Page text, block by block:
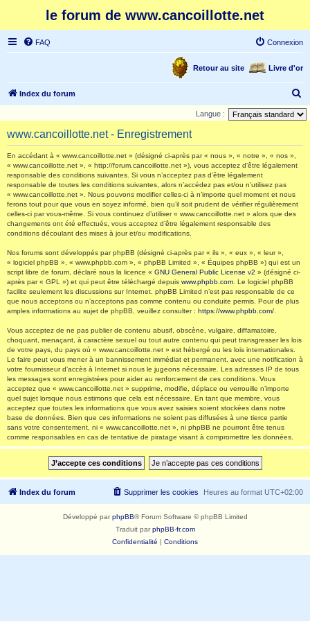
le forum de www.cancoillotte.net
FAQ Connexion
Livre d'or
Retour au site
Index du forum
e
Langue :
www.cancoillotte.net - Enregistrement
En accédant à « www.cancoillotte.net » (désigné ci-après par « nous », « notre », « nos »,
« www.cancoillotte.net », « http://forum.cancoillotte.net »), vous acceptez d’être légalement
responsable des conditions suivantes. Si vous n’acceptez pas d’être légalement
responsable de toutes les conditions suivantes, alors n’accédez pas et/ou n’utilisez pas
« www.cancoillotte.net ». Nous pouvons modifier celles-ci à n’importe quel moment et nous
ferons tout pour que vous en soyez informé, bien qu’il soit prudent de vérifier régulièrement
celles-ci par vous-même. Si vous continuez d’utiliser « www.cancoillotte.net » alors que des
changements ont été effectués, vous acceptez d’être légalement responsable des
conditions découlant des mises à jour et/ou modifications.
Nos forums sont développés par phpBB (désigné ci-après par « ils », « eux », « leur »,
« logiciel phpBB », « www.phpbb.com », « phpBB Limited », « Équipes phpBB ») qui est un
script libre de forum, déclaré sous la licence « GNU General Public License v2 » (désigné ci-
après par « GPL ») et qui peut être téléchargé depuis www.phpbb.com . Le logiciel phpBB
facilite seulement les discussions sur Internet. phpBB Limited n’est pas responsable de ce
que nous acceptons ou n’acceptons pas comme contenu ou conduite permis. Pour de plus
amples informations au sujet de phpBB, veuillez consulter : https://www.phpbb.com/
Vous acceptez de ne pas publier de contenu abusif, obscène, vulgaire, diffamatoire,
choquant, menaçant, à caractère sexuel ou tout autre contenu qui peut transgresser les lois
de votre pays, du pays où « www.cancoillotte.net » est hébergé ou les lois internationales.
Le faire peut vous mener à un bannissement immédiat et permanent, avec une notification à
votre fournisseur d’accès à Internet si nous le jugeons nécessaire. Les adresses IP de tous
les messages sont enregistrées pour aider au renforcement de ces conditions. Vous
acceptez que « www.cancoillotte.net » supprime, modifie, déplace ou verrouille n’importe
quel sujet lorsque nous estimons que cela est nécessaire. En tant que membre, vous
acceptez que toutes les informations que vous avez saisies soient stockées dans notre
base de données. Bien que ces informations ne soient pas diffusées à une tierce partie
sans votre consentement, ni « www.cancoillotte.net », ni phpBB ne pourront être tenus
comme responsables en cas de tentative de piratage visant à compromettre les données.
Index du forum Heures au format UTC+02:00
Supprimer les cookies
Développé parphpBB® Forum Software © phpBB Limited
Traduit parphpBB-fr.com
Confidentialité | Conditions